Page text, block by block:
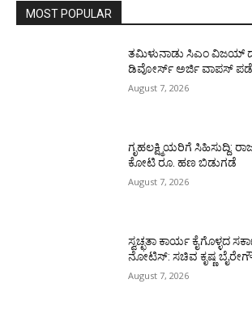
MOST POPULAR
ತಮಿಳುನಾಡು ಸಿಎಂ ವಿಜಯ್‌
ಡಿವೋರ್ಸ್‌ ಅರ್ಜಿ ವಾಪಸ್‌
August 7, 2026
ಗೃಹಲಕ್ಷ್ಮಿಯರಿಗೆ ಸಿಹಿಸುದ್ದಿ:
ಕೋಟಿ ರೂ. ಹಣ ಬಿಡುಗಡೆ
August 7, 2026
ಸ್ವಚ್ಛತಾ ಕಾರ್ಯ ಕೈಗೊಳ್ಳದ
ನೋಟಿಸ್: ಸಚಿವ ಕೃಷ್ಣ
August 7, 2026